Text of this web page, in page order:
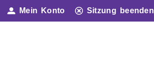
Mein Konto Sitzung beenden